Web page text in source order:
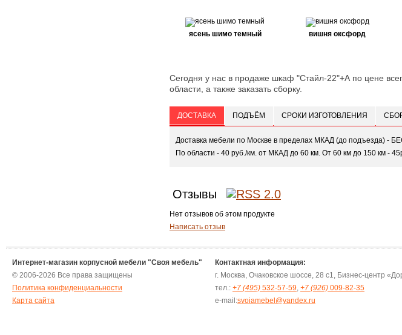
ясень шимо темный вишня оксфорд
Сегодня у нас в продаже шкаф "Стайл-22"+А по цене
области, а также заказать сборку.
ДОСТАВКА ПОДЪЁМ СРОКИ ИЗГОТОВЛЕНИЯ
Доставка мебели по Москве в пределах МКАД (до подъезда) -
По области - 40 руб./км. от МКАД до 60 км. От 60 км до 150 км -
Отзывы
Нет отзывов об этом продукте
Написать отзыв
Интернет-магазин корпусной мебели "Своя мебель"
© 2006-2026 Все права защищены
Политика конфиденциальности
Карта сайта
Контактная информация:
г. Москва, Очаковское шоссе, 28 с1, Бизнес-центр
тел.: +7 (495) 532-57-59, +7 (926) 009-82-35
e-mail:svoiamebel@yandex.ru